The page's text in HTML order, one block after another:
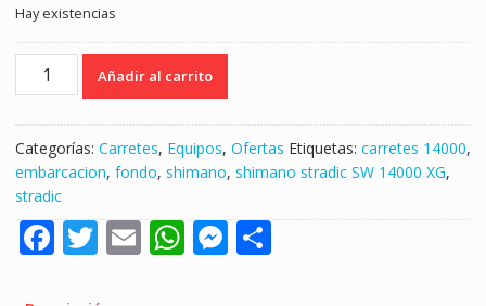
295,00€.
Hay existencias
CARRETE
14000
XG
"
FONDO
Añadir al carrito
Categorías: Carretes, Equipos, Ofertas Etiquetas: carretes 14000,
embarcacion, fondo, shimano, shimano stradic SW 14000 XG,
stradic
F T E W M S